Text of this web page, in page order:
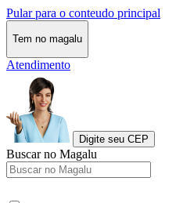
Pular para o conteudo principal
Tem no magalu
Atendimento
Digite seu CEP
Buscar no Magalu